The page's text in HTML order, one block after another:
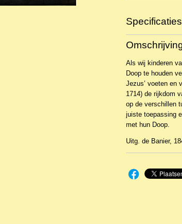
Specificaties
Productcode
EAN code
Als wij kinderen
Doop te houden
Jezus’ voeten en
1714) de rijkdom
op de verschillen
juiste toepassing
met hun Doop.
Uitg. de Banier,